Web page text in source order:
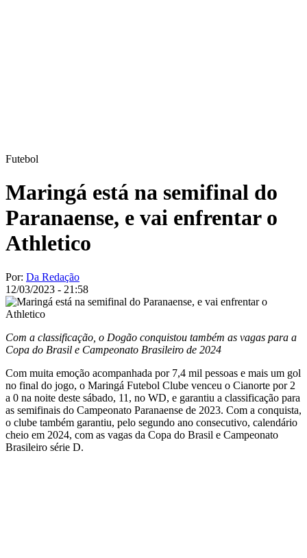
Futebol
Maringá está na semifinal do
Paranaense, e vai enfrentar o
Athletico
Por: Da Redação
12/03/2023 - 21:58
Com a classificação, o Dogão conquistou também as vagas para a
Copa do Brasil e Campeonato Brasileiro de 2024
Com muita emoção acompanhada por 7,4 mil pessoas e mais um gol
no final do jogo, o Maringá Futebol Clube venceu o Cianorte por 2
a 0 na noite deste sábado, 11, no WD, e garantiu a classificação para
as semifinais do Campeonato Paranaense de 2023. Com a conquista,
o clube também garantiu, pelo segundo ano consecutivo, calendário
cheio em 2024, com as vagas da Copa do Brasil e Campeonato
Brasileiro série D.